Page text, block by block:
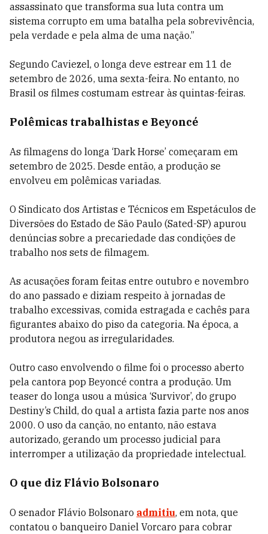
assassinato que transforma sua luta contra um
sistema corrupto em uma batalha pela sobrevivência,
pela verdade e pela alma de uma nação.”
Segundo Caviezel, o longa deve estrear em 11 de
setembro de 2026, uma sexta-feira. No entanto, no
Brasil os filmes costumam estrear às quintas-feiras.
Polêmicas trabalhistas e Beyoncé
As filmagens do longa ‘Dark Horse’ começaram em
setembro de 2025. Desde então, a produção se
envolveu em polêmicas variadas.
O Sindicato dos Artistas e Técnicos em Espetáculos de
Diversões do Estado de São Paulo (Sated-SP) apurou
denúncias sobre a precariedade das condições de
trabalho nos sets de filmagem.
As acusações foram feitas entre outubro e novembro
do ano passado e diziam respeito à jornadas de
trabalho excessivas, comida estragada e cachês para
figurantes abaixo do piso da categoria. Na época, a
produtora negou as irregularidades.
Outro caso envolvendo o filme foi o processo aberto
pela cantora pop Beyoncé contra a produção. Um
teaser do longa usou a música ‘Survivor’, do grupo
Destiny’s Child, do qual a artista fazia parte nos anos
2000. O uso da canção, no entanto, não estava
autorizado, gerando um processo judicial para
interromper a utilização da propriedade intelectual.
O que diz Flávio Bolsonaro
O senador Flávio Bolsonaro admitiu, em nota, que
contatou o banqueiro Daniel Vorcaro para cobrar